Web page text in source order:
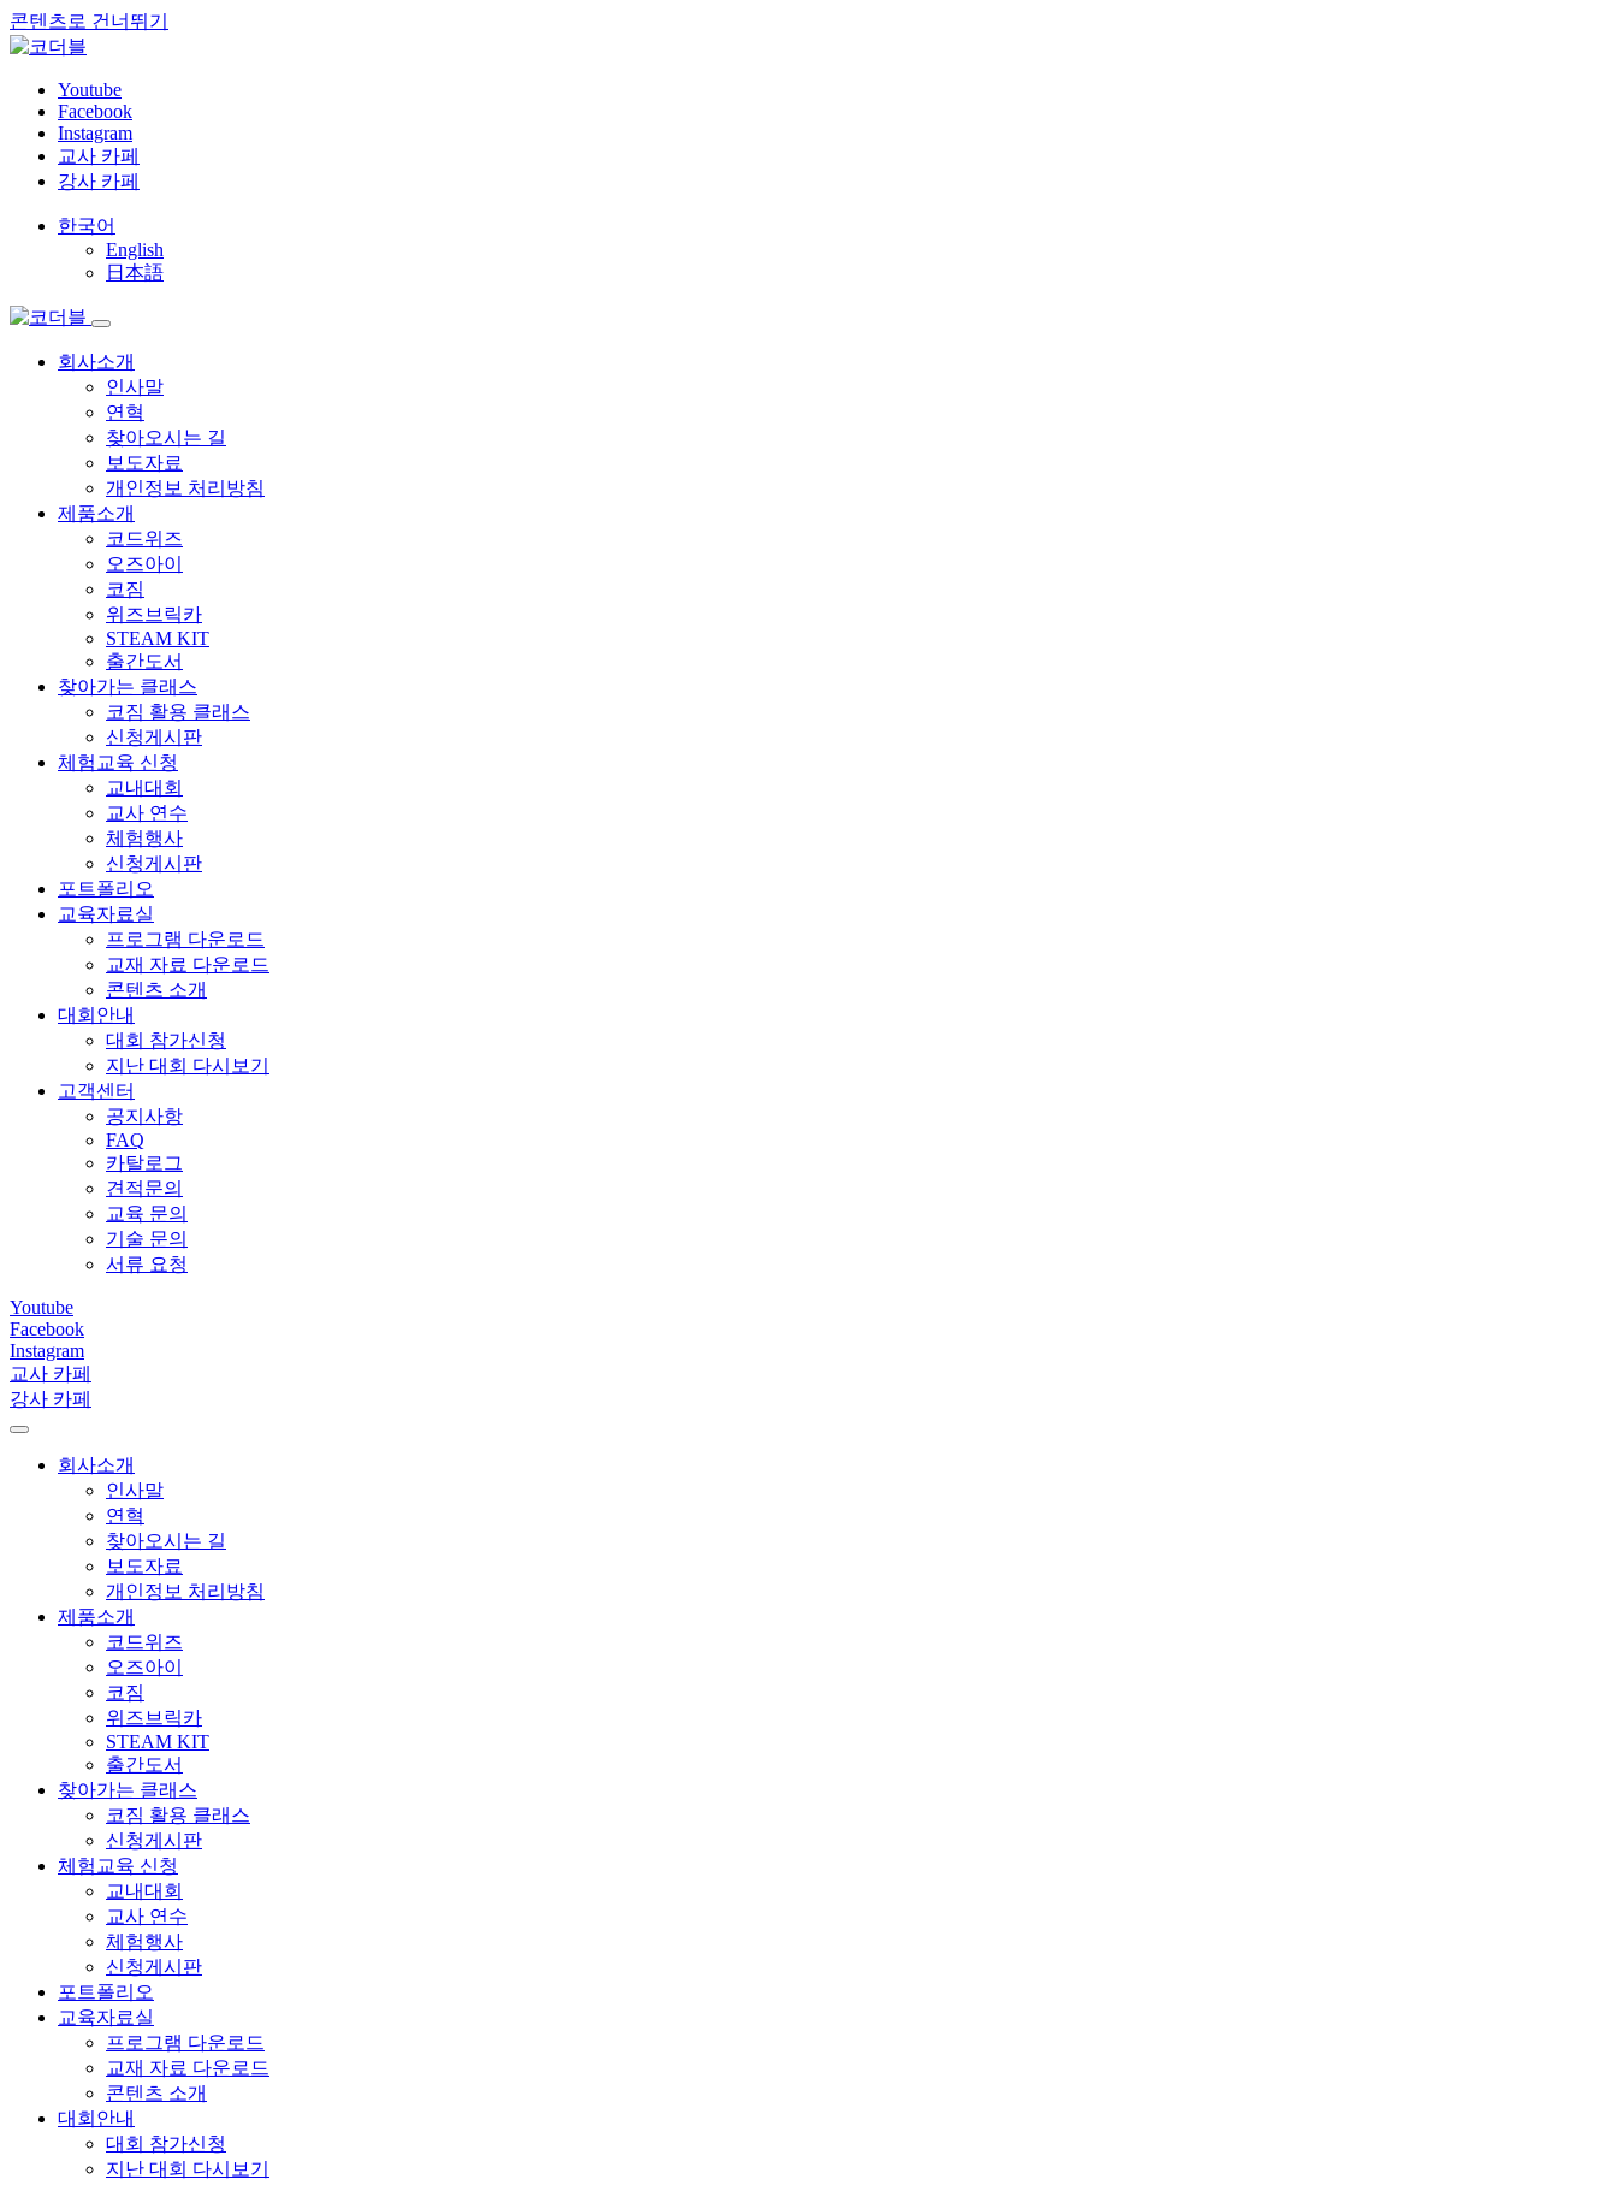
콘텐츠로 건너뛰기
Youtube
Facebook
Instagram
교사 카페
강사 카페
한국어
English
日本語
회사소개
인사말
연혁
찾아오시는 길
보도자료
개인정보 처리방침
제품소개
코드위즈
오즈아이
코짐
위즈브릭카
STEAM KIT
출간도서
찾아가는 클래스
코짐 활용 클래스
신청게시판
체험교육 신청
교내대회
교사 연수
체험행사
신청게시판
포트폴리오
교육자료실
프로그램 다운로드
교재 자료 다운로드
콘텐츠 소개
대회안내
대회 참가신청
지난 대회 다시보기
고객센터
공지사항
FAQ
카탈로그
견적문의
교육 문의
기술 문의
서류 요청
Youtube
Facebook
Instagram
교사 카페
강사 카페
회사소개
인사말
연혁
찾아오시는 길
보도자료
개인정보 처리방침
제품소개
코드위즈
오즈아이
코짐
위즈브릭카
STEAM KIT
출간도서
찾아가는 클래스
코짐 활용 클래스
신청게시판
체험교육 신청
교내대회
교사 연수
체험행사
신청게시판
포트폴리오
교육자료실
프로그램 다운로드
교재 자료 다운로드
콘텐츠 소개
대회안내
대회 참가신청
지난 대회 다시보기